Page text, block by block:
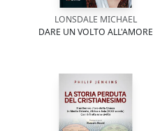
LONSDALE MICHAEL
DARE UN VOLTO ALL'AMORE